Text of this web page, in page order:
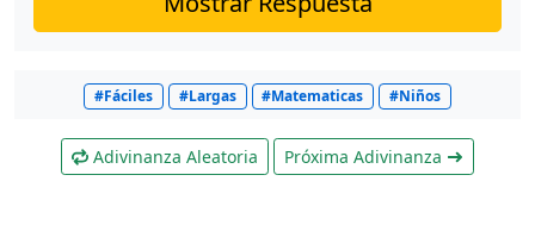
#Fáciles #Largas #Matematicas #Niños
Adivinanza Aleatoria Próxima Adivinanza